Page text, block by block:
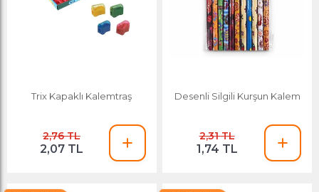
Trix Kapaklı Kalemtraş
2,76 TL
2,07 TL
Desenli Silgili Kurşun Kalem
2,31 TL
1,74 TL